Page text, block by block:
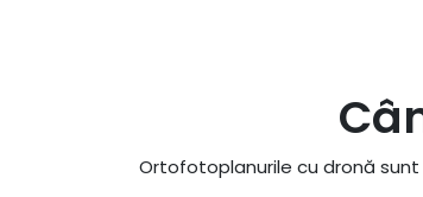
Ortofotoplanurile cu dronă